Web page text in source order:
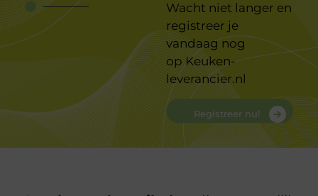
Wacht niet langer en
registreer je
vandaag nog
opKeuken-
leverancier.nl
Registreer nu!